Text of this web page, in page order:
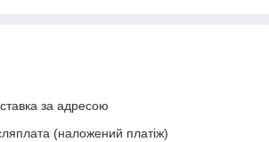
за адресою
(наложений платіж)